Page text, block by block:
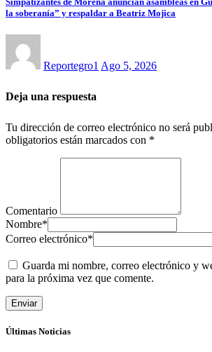
la soberanía” y respaldar a Beatriz Mojica
Reportegro1 Ago 5, 2026
Deja una respuesta
Tu dirección de correo electrónico no será
obligatorios están marcados con *
Comentario
Nombre*
Correo electrónico*
Guarda mi nombre, correo electrónico y
para la próxima vez que comente.
Últimas Noticias